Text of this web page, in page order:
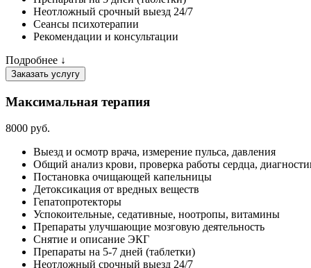
Неотложный срочный выезд 24/7
Сеансы психотерапии
Рекомендации и консультации
Подробнее ↓
Заказать услугу
Максимальная терапия
8000 руб.
Выезд и осмотр врача, измерение пульса, давления
Общий анализ крови, проверка работы сердца,
Постановка очищающей капельницы
Детоксикация от вредных веществ
Гепатопротекторы
Успокоительные, седативные, ноотропы, витамины
Препараты улучшающие мозговую деятельность
Снятие и описание ЭКГ
Препараты на 5-7 дней (таблетки)
Неотложный срочный выезд 24/7